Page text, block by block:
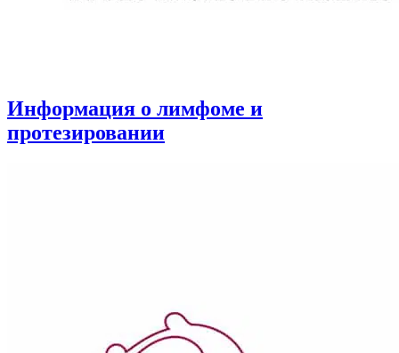
Информация о лимфоме и
протезировании